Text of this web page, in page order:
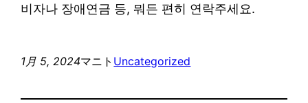
비자나 장애연금 등, 뭐든 편히 연락주세요.
1月 5, 2024マニト Uncategorized